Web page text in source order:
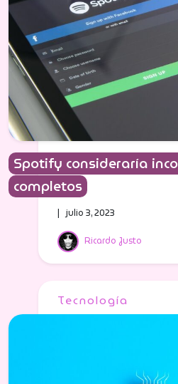
Spotify consideraría
completos
Ricardo Justo
| julio 3, 2023
Tecnología